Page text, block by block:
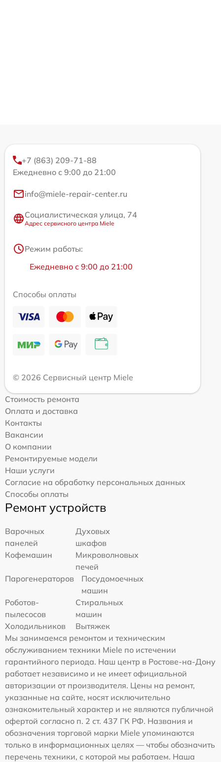
+7 (863) 209-71-88
Ежедневно с 9:00 до 21:00
info@miele-repair-center.ru
Социалистическая улица, 74
Адрес сервисного центра Miele
Режим работы:
Ежедневно с 9:00 до 21:00
Способы оплаты
© 2026 Сервисный центр Miele
Стоимость ремонта
Оплата и доставка
Контакты
Вакансии
О компании
Ремонтируемые модели
Наши услуги
Согласие на обработку персональных данных
Способы оплаты
Ремонт устройств
Варочных
панелей
Духовых
шкафов
Кофемашин
Микроволновых
печей
Парогенераторов
Посудомоечных
машин
Роботов-
пылесосов
Стиральных
машин
Холодильников
Вытяжек
Мы занимаемся ремонтом и техническим
обслуживанием техники Miele по истечении
гарантийного периода. Наш центр в Ростове-на-Дону
работает независимо и не имеет официальной
авторизации от производителя. Цены на ремонт,
указанные на сайте, носят исключительно
ознакомительный характер и не являются публичной
офертой согласно п. 2 ст. 437 ГК РФ. Названия и
обозначения торговой марки Miele упоминаются
только в информационных целях — чтобы обозначить
перечень техники, с которой мы работаем. Наша